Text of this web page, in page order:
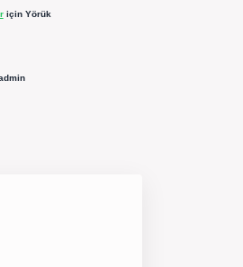
için Yörük